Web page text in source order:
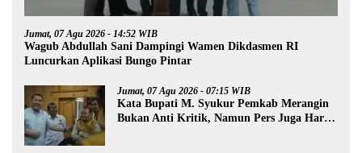
Jumat, 07 Agu 2026 - 14:52 WIB
Wagub Abdullah Sani Dampingi Wamen Dikdasmen RI
Luncurkan Aplikasi Bungo Pintar
Jumat, 07 Agu 2026 - 07:15 WIB
Kata Bupati M. Syukur Pemkab Merangin
Bukan Anti Kritik, Namun Pers Juga Harus